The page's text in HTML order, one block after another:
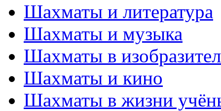
Шахматы и литература
Шахматы и музыка
Шахматы в
Шахматы и кино
Шахматы в жизни